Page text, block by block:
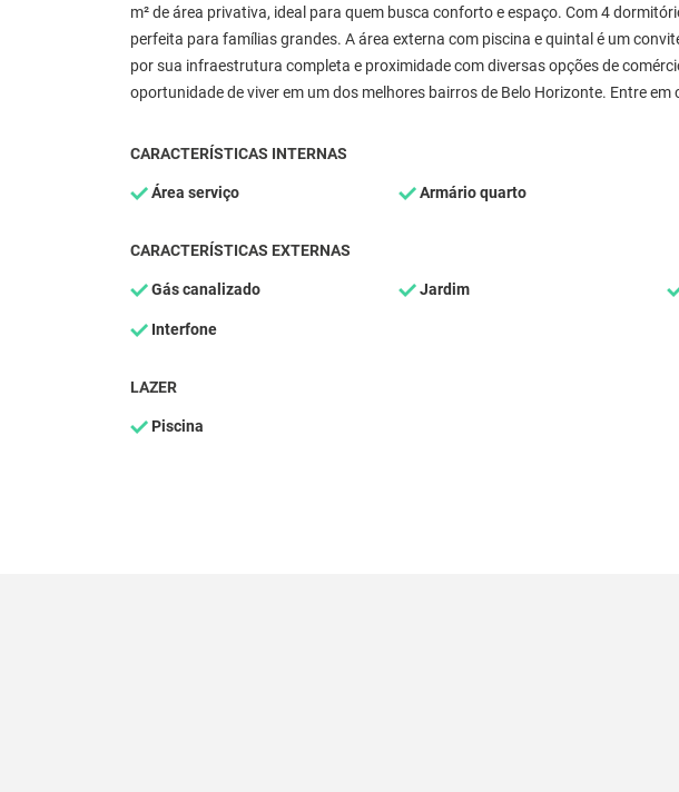
m² de área privativa, ideal para quem busca conforto e espaço. Com 4
perfeita para famílias grandes. A área externa com piscina e quintal é um
por sua infraestrutura completa e proximidade com diversas opções de
oportunidade de viver em um dos melhores bairros de Belo Horizonte. Entre
CARACTERÍSTICAS INTERNAS
Área serviço Armário quarto
CARACTERÍSTICAS EXTERNAS
Gás canalizado Jardim
Interfone
LAZER
Piscina